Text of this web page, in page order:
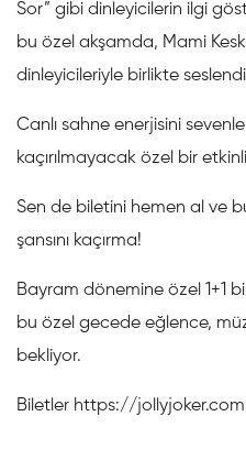
Sor” gibi dinleyicilerin ilgi
bu özel akşamda, Mami
dinleyicileriyle birlikte
Canlı sahne enerjisini
kaçırılmayacak özel bir
Sen de biletini hemen al ve
şansını kaçırma!
Bayram dönemine özel 1+1
bu özel gecede eğlence,
bekliyor.
Biletler https://